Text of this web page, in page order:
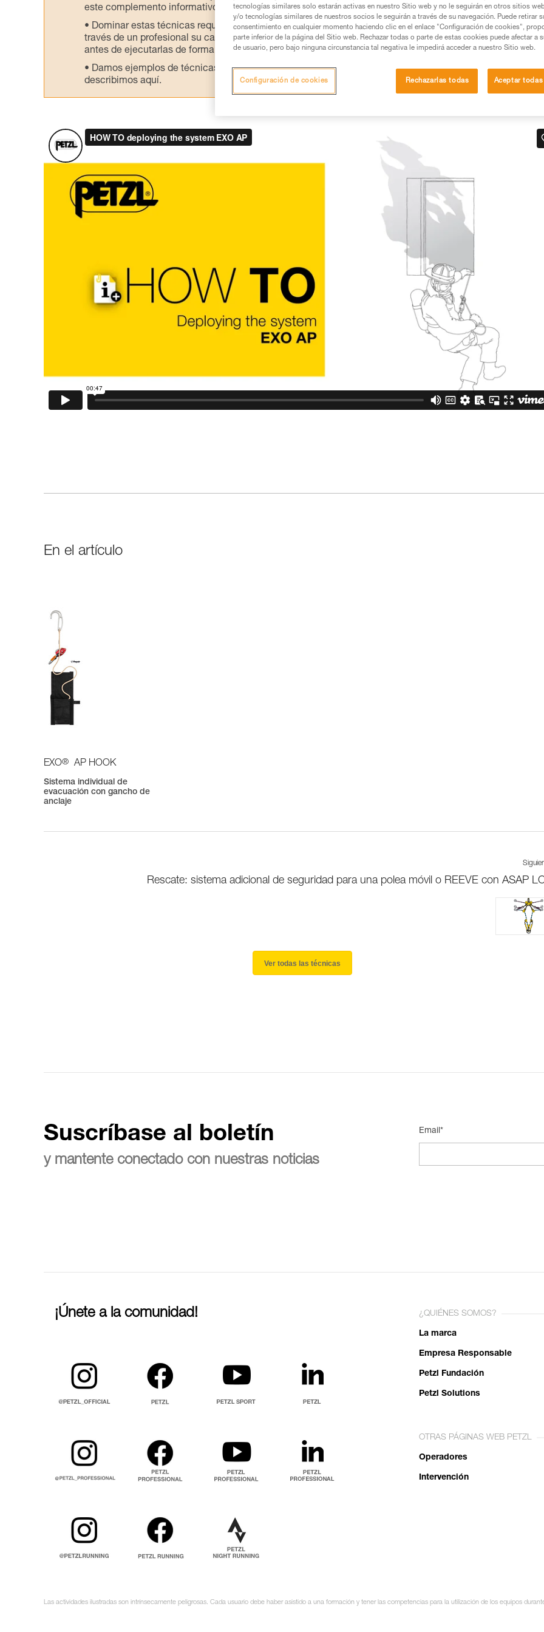
este complemento informativo.
Dominar estas técnicas requiere una formación y un entrenamiento específico. Confirme a
través de un profesional su capacidad para ejecutar estas técnicas, solo y con total seguridad,
antes de ejecutarlas de forma autónoma.
Damos ejemplos de técnicas relacionadas con su actividad. Pueden existir otras que no
describimos aquí.
En el artículo
EXO® AP HOOK
Sistema individual de
evacuación con gancho de
anclaje
Rescate: sistema adicional de seguridad para una polea móvil o REEVE con ASAP
Ver todas las técnicas
Suscríbase al boletín
y mantente conectado con nuestras noticias
Email*
¡Únete a la comunidad! ¿QUIÉNES SOMOS?
La marca
Empresa Responsable
Petzl Fundación
Petzl Solutions
OTRAS PÁGINAS WEB PETZL
Operadores
Intervención
Las actividades ilustradas son intrínsecamente peligrosas. Cada usuario debe haber asistido a una formación y tener las competencias para la utilización de los equipos
tecnologías similares solo estarán activas en nuestro Sitio web y no le seguirán en otros sitios
y/o tecnologías similares de nuestros socios le seguirán a través de su navegación. Puede retirar
consentimiento en cualquier momento haciendo clic en el enlace "Configuración de cookies",
parte inferior de la página del Sitio web. Rechazar todas o parte de estas cookies puede afectar a
de usuario, pero bajo ninguna circunstancia tal negativa le impedirá acceder a nuestro Sitio web.
Rechazarlas todas Aceptar
Configuración de cookies